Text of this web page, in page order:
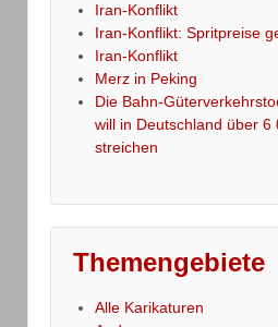
Iran-Konflikt
Iran-Konflikt: Spritpreise
Iran-Konflikt
Merz in Peking
Die Bahn-
will in Deutschland über 6
streichen
Themengebiete
Alle Karikaturen